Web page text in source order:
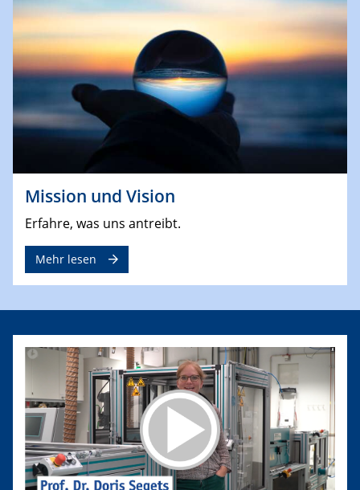
Mission und Vision
Erfahre, was uns antreibt.
Mehr lesen